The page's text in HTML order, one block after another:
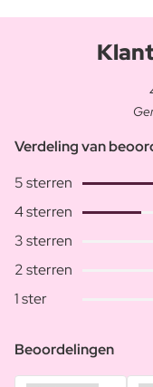
Verdeling van
5 sterren
4 sterren
3 sterren
2 sterren
1 ster
Beoordelingen